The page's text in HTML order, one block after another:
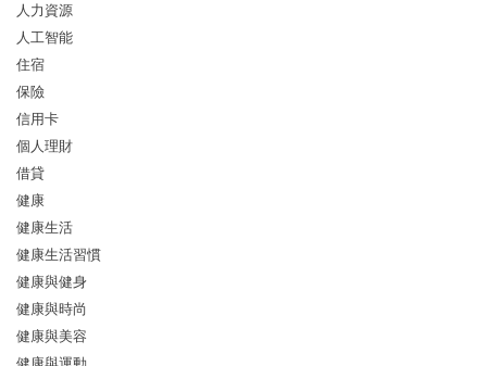
人力資源
人工智能
住宿
保險
信用卡
個人理財
借貸
健康
健康生活
健康生活習慣
健康與健身
健康與時尚
健康與美容